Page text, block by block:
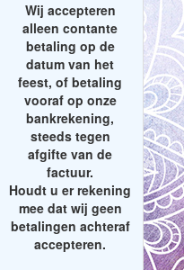
Wij accepteren
alleen contante
betaling op de
datum van het
feest, of betaling
vooraf op onze
bankrekening,
steeds tegen
afgifte van de
factuur.
Houdt u er rekening
mee dat wij geen
betalingen achteraf
accepteren.